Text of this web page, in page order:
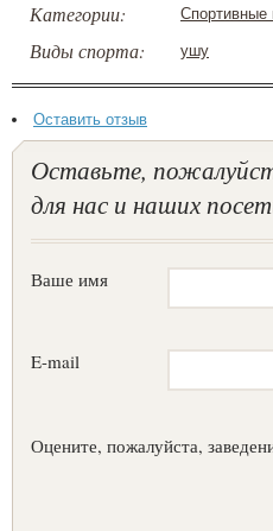
Категории: Спортивные
Виды спорта: ушу
Оставить отзыв
Оставьте,
для нас и наших
Ваше имя
E-mail
Оцените, пожалуйста,